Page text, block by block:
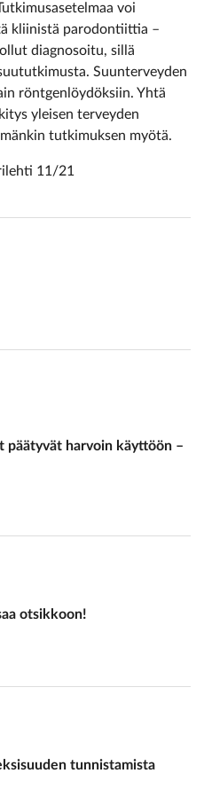
voi
kliinistä parodontiittia –
diagnosoitu, sillä
Suunterveyden
röntgenlöydöksiin. Yhtä
yleisen terveyden
tutkimuksen myötä.
11/21
päätyvät harvoin käyttöön –
otsikkoon!
tunnistamista